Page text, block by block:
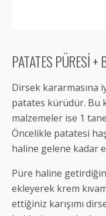
PATATES PÜRESİ +
Dirsek kararmasına
patates kürüdür. Bu
malzemeler ise 1
Öncelikle patatesi
haline gelene kadar
Püre haline
ekleyerek krem
ettiğiniz karışımı